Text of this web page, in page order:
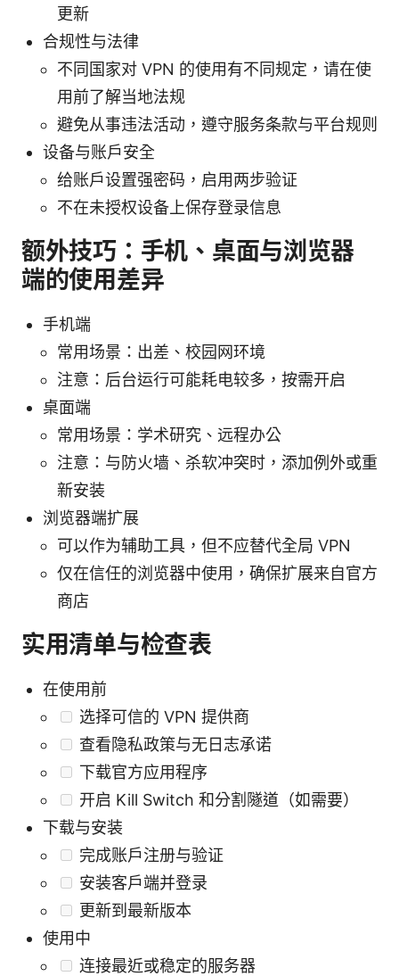
更新
合规性与法律
不同国家对 VPN 的使用有不同规定，请在使
用前了解当地法规
避免从事违法活动，遵守服务条款与平台规则
设备与账户安全
给账户设置强密码，启用两步验证
不在未授权设备上保存登录信息
额外技巧：手机、桌面与浏览器
端的使用差异
手机端
常用场景：出差、校园网环境
注意：后台运行可能耗电较多，按需开启
桌面端
常用场景：学术研究、远程办公
注意：与防火墙、杀软冲突时，添加例外或重
新安装
浏览器端扩展
可以作为辅助工具，但不应替代全局 VPN
仅在信任的浏览器中使用，确保扩展来自官方
商店
实用清单与检查表
在使用前
选择可信的 VPN 提供商
查看隐私政策与无日志承诺
下载官方应用程序
开启 Kill Switch 和分割隧道（如需要）
下载与安装
完成账户注册与验证
安装客户端并登录
更新到最新版本
使用中
连接最近或稳定的服务器